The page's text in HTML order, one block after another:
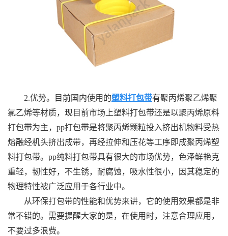
2.优势。目前国内使用的塑料打包带有聚丙烯聚乙烯聚
氯乙烯等材质，现目前市场上塑料打包带还是以聚丙烯原料
打包带为主，pp打包带是将聚丙烯颗粒投入挤出机物料受热
熔融经机头挤出成带，再经拉伸和压花等工序即成聚丙烯塑
料打包带。pp纯料打包带具有很大的市场优势，色泽鲜艳克
重轻，韧性好，不生锈，耐腐蚀，吸水性很小，因其稳定的
物理特性被广泛应用于各行业中。
从环保打包带的性能和优势来讲，它的使用效果都是非
常不错的。需要提醒大家的是，在使用时，注意合理应用，
不要过多浪费。